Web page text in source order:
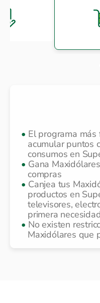
El programa
acumular puntos
consumos en
Gana
compras
Canjea tus
productos en
televisores,
primera necesidad
No existen
Maxidólares que